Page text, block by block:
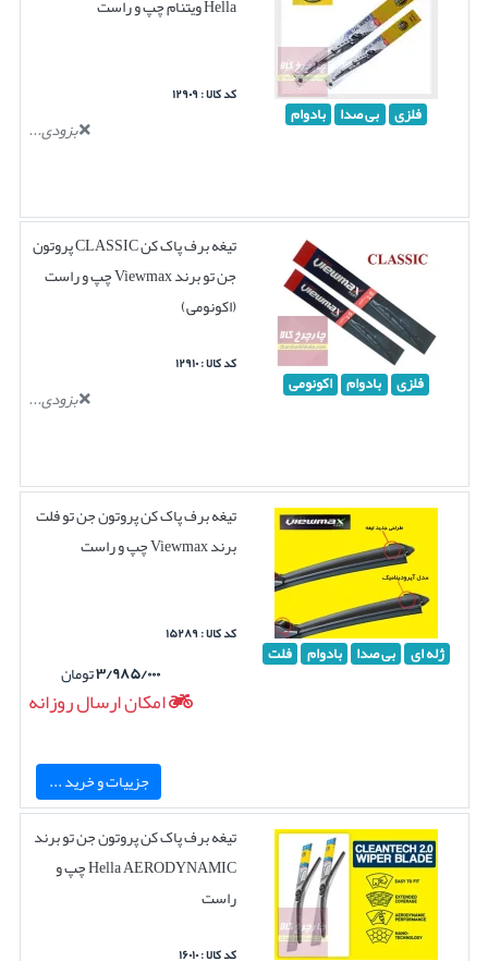
فلزی بی صدا بادوام
Hella ویتنام چپ و راست
کد کالا : ۱۲۹۰۹
بزودی...
فلزی بادوام اکونومی
تیغه برف پاک کن CLASSIC پروتون
جن تو برند Viewmax چپ و راست
(اکونومی)
کد کالا : ۱۲۹۱۰
بزودی...
ژله ای بی صدا بادوام فلت
تیغه برف پاک کن پروتون جن تو فلت
برند Viewmax چپ و راست
کد کالا : ۱۵۲۸۹
۳/۹۸۵/۰۰۰تومان
امکان ارسال روزانه
جزییات و خرید ...
تیغه برف پاک کن پروتون جن تو برند
Hella AERODYNAMIC چپ و
راست
کد کالا : ۱۶۰۱۰